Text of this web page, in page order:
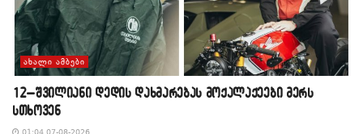
ᲐᲮᲐᲚᲘ ᲐᲛᲑᲔᲑᲘ
12–შვილიანი დედის დახმარებას მოქალაქეები მერს
სთხოვენ
01:04 07-08-2026